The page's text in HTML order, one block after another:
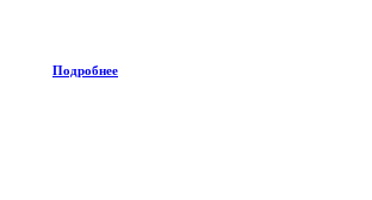
Подробнее